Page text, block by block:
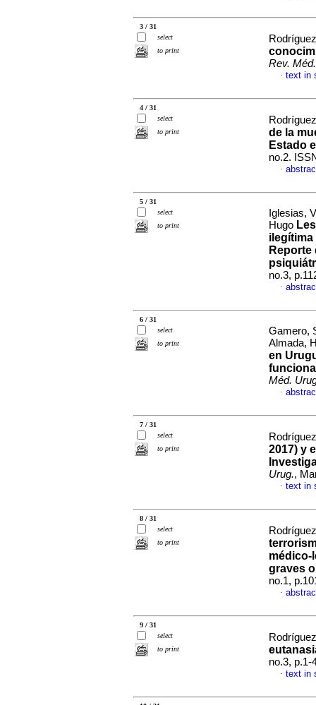
3 / 31
select
to print
Rev.
· text in
4 / 31
select
to print
de la
Estado
no.2.
·
5 / 31
select
to print
Iglesias,
Hugo
Reporte
no.3,
·
6 / 31
select
to print
Gamero,
Almada,
en
Méd.
·
7 / 31
select
to print
2017) y
Urug.,
· text in
8 / 31
select
to print
médico-
graves
no.1,
·
9 / 31
select
to print
no.3, p.1-
· text in